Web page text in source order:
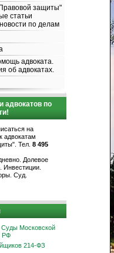
защиты"
статьи
по делам
адвоката.
об адвокатах.
адвокатов по
на
адвокатам
Тел. 8 495
Долевое
Инвестиции.
Суд.
Московской
РФ
214-ФЗ